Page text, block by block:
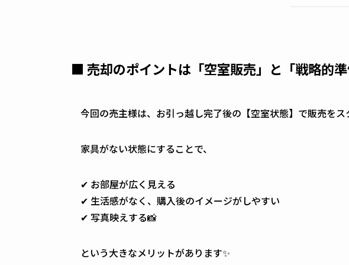
■ 売却のポイントは「空室販売」と「戦略的
今回の売主様は、お引っ越し完了後の【空室状態】で販売を
家具がない状態にすることで、
✔ お部屋が広く見える
✔ 生活感がなく、購入後のイメージがしやすい
✔ 写真映えする📸
という大きなメリットがあります✨